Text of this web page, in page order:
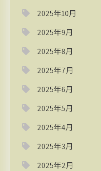
2025年10月
2025年9月
2025年8月
2025年7月
2025年6月
2025年5月
2025年4月
2025年3月
2025年2月